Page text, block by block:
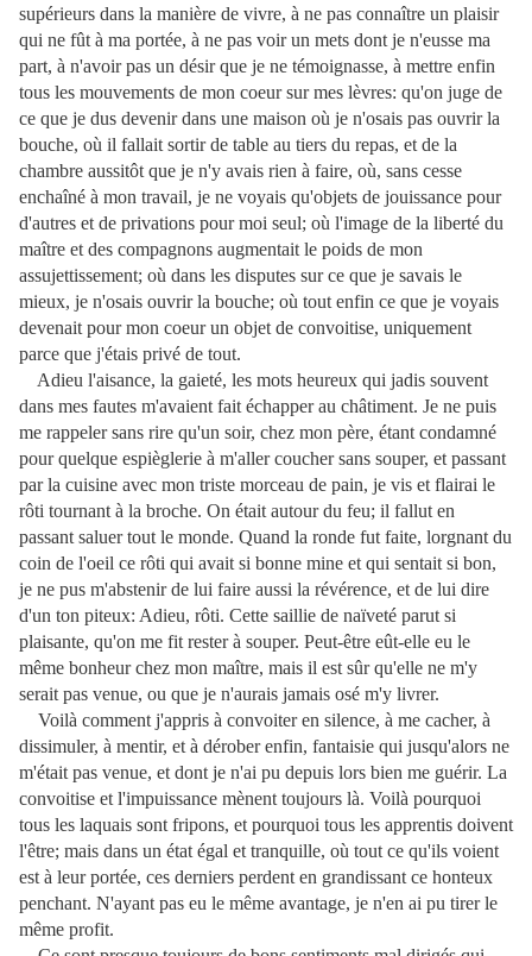
supérieurs dans la manière de vivre, à ne pas connaître un plaisir
qui ne fût à ma portée, à ne pas voir un mets dont je n'eusse ma
part, à n'avoir pas un désir que je ne témoignasse, à mettre enfin
tous les mouvements de mon coeur sur mes lèvres: qu'on juge de
ce que je dus devenir dans une maison où je n'osais pas ouvrir la
bouche, où il fallait sortir de table au tiers du repas, et de la
chambre aussitôt que je n'y avais rien à faire, où, sans cesse
enchaîné à mon travail, je ne voyais qu'objets de jouissance pour
d'autres et de privations pour moi seul; où l'image de la liberté du
maître et des compagnons augmentait le poids de mon
assujettissement; où dans les disputes sur ce que je savais le
mieux, je n'osais ouvrir la bouche; où tout enfin ce que je voyais
devenait pour mon coeur un objet de convoitise, uniquement
parce que j'étais privé de tout.
Adieu l'aisance, la gaieté, les mots heureux qui jadis souvent
dans mes fautes m'avaient fait échapper au châtiment. Je ne puis
me rappeler sans rire qu'un soir, chez mon père, étant condamné
pour quelque espièglerie à m'aller coucher sans souper, et passant
par la cuisine avec mon triste morceau de pain, je vis et flairai le
rôti tournant à la broche. On était autour du feu; il fallut en
passant saluer tout le monde. Quand la ronde fut faite, lorgnant du
coin de l'oeil ce rôti qui avait si bonne mine et qui sentait si bon,
je ne pus m'abstenir de lui faire aussi la révérence, et de lui dire
d'un ton piteux: Adieu, rôti. Cette saillie de naïveté parut si
plaisante, qu'on me fit rester à souper. Peut-être eût-elle eu le
même bonheur chez mon maître, mais il est sûr qu'elle ne m'y
serait pas venue, ou que je n'aurais jamais osé m'y livrer.
Voilà comment j'appris à convoiter en silence, à me cacher, à
dissimuler, à mentir, et à dérober enfin, fantaisie qui jusqu'alors ne
m'était pas venue, et dont je n'ai pu depuis lors bien me guérir. La
convoitise et l'impuissance mènent toujours là. Voilà pourquoi
tous les laquais sont fripons, et pourquoi tous les apprentis doivent
l'être; mais dans un état égal et tranquille, où tout ce qu'ils voient
est à leur portée, ces derniers perdent en grandissant ce honteux
penchant. N'ayant pas eu le même avantage, je n'en ai pu tirer le
même profit.